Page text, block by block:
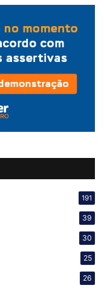
191
39
30
25
26